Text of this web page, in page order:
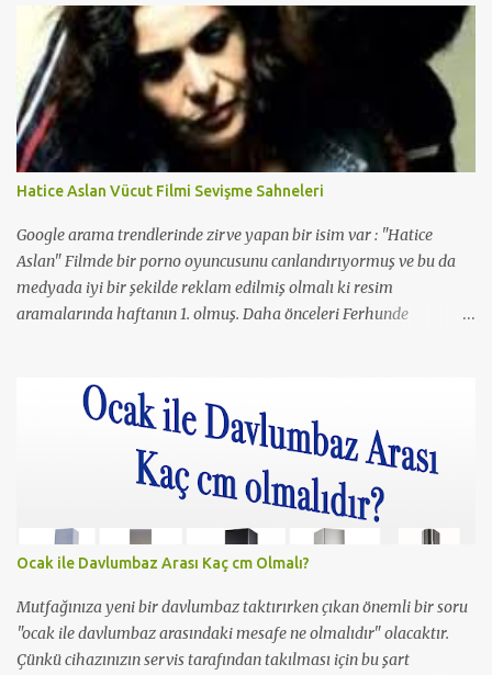
Hatice Aslan Vücut Filmi Sevişme Sahneleri
Google arama trendlerinde zirve yapan bir isim var : "Hatice
Aslan" Filmde bir porno oyuncusunu canlandırıyormuş ve bu da
medyada iyi bir şekilde reklam edilmiş olmalı ki resim
aramalarında haftanın 1. olmuş. Daha önceleri Ferhunde
bir sahnesi yer almış yazı içinde yer alan kare de o filmden.
Çıplaklık prim ediyor, filmin bi boka benzediğini sanmıyorum
ama konu porno olunca rağbet olacaktır, şimdiden iyi reklamı
Ocak ile Davlumbaz Arası Kaç cm Olmalı?
Mutfağınıza yeni bir davlumbaz taktırırken çıkan önemli bir soru
"ocak ile davlumbaz arasındaki mesafe ne olmalıdır" olacaktır.
Çünkü cihazınızın servis tarafından takılması için bu şart